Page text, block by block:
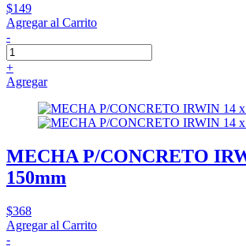
$149
Agregar al Carrito
-
+
Agregar
MECHA P/CONCRETO
150mm
$368
Agregar al Carrito
-